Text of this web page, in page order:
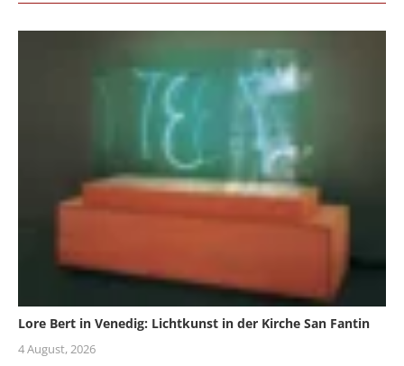
Lore Bert in Venedig: Lichtkunst in der Kirche San Fantin
4 August, 2026